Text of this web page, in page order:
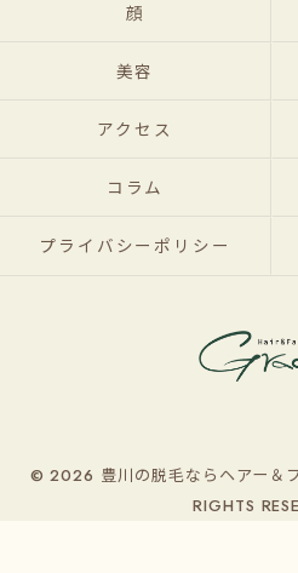
顔
美容
アクセス
コラム
プライバシーポリシー
© 2026 豊川の脱毛ならヘアー＆
RIGHTS